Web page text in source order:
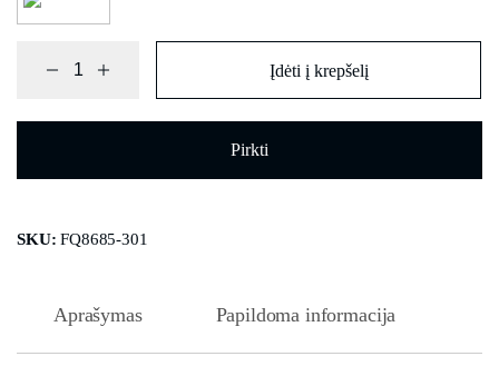
Įdėti į krepšelį
Pirkti
SKU:FQ8685-301
Aprašymas Papildoma informacija